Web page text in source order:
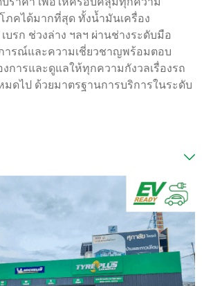
ภคได้มากที่สุด ทั้งน้ำมันเครื่อง
บรก ช่วงล่าง ฯลฯ ผ่านช่างระดับมือ
ารณ์และความเชี่ยวชาญพร้อมตอบ
การและดูแลให้ทุกความกังวลเรื่องรถ
ดไป ด้วยมาตรฐานการบริการในระดับ